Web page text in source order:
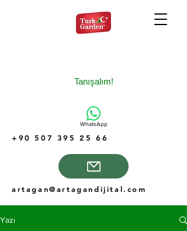
Tanışalım!
WhatsApp
+90 507 395 25 66
artagan@artagandijital.com
Yazı